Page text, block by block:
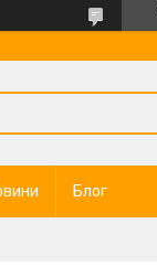
Блог